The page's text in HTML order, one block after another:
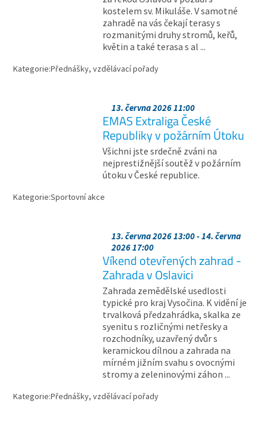
kostelem sv. Mikuláše. V samotné
zahradě na vás čekají terasy s
rozmanitými druhy stromů, keřů,
květin a také terasa s al ...
Kategorie:Přednášky, vzdělávací pořady
13. června 2026 11:00
EMAS Extraliga České
Republiky v požárním Útoku
Všichni jste srdečně zváni na
nejprestižnější soutěž v požárním
útoku v České republice.
Kategorie:Sportovní akce
13. června 2026 13:00 - 14. června
2026 17:00
Víkend otevřených zahrad -
Zahrada v Oslavici
Zahrada zemědělské usedlosti
typické pro kraj Vysočina. K vidění je
trvalková předzahrádka, skalka ze
syenitu s rozličnými netřesky a
rozchodníky, uzavřený dvůr s
keramickou dílnou a zahrada na
mírném jižním svahu s ovocnými
stromy a zeleninovými záhon ...
Kategorie:Přednášky, vzdělávací pořady